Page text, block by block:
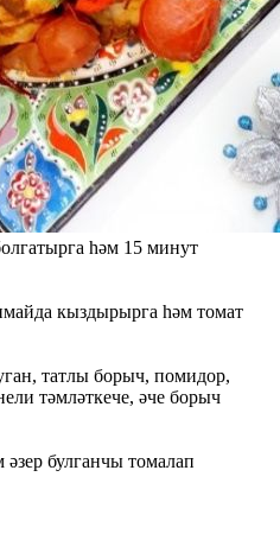
һәм 15 минут
кыздырырга һәм томат
татлы борыч, помидор,
тәмләткече, әче борыч
булганчы томалап